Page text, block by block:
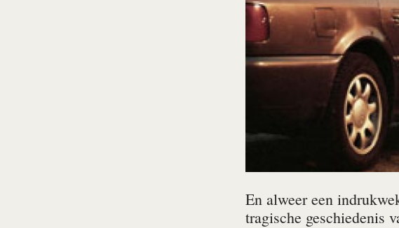
En alweer een
tragische geschiedenis